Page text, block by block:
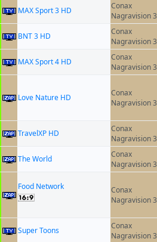
MAX Sport 3 HD
Conax
Nagravision 3
BNT 3 HD
Conax
Nagravision 3
MAX Sport 4 HD
Conax
Nagravision 3
Love Nature HD
Conax
Nagravision 3
TravelXP HD
Conax
Nagravision 3
The World
Conax
Nagravision 3
Food Network
Conax
Nagravision 3
Super Toons
Conax
Nagravision 3